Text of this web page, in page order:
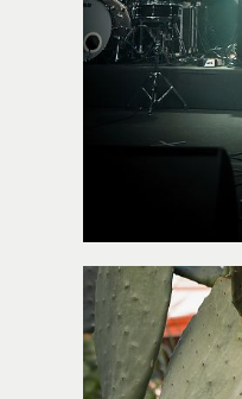
KURSE
PROJEKTE
BILDUNGSPAKET
VEREIN
MIETER:INNEN
FÖRDERER /
PARTNER
SPENDEN
MITGLIED